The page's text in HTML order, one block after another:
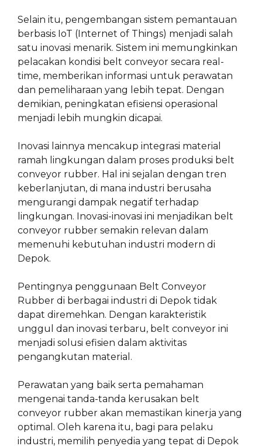
Selain itu, pengembangan sistem pemantauan
berbasis IoT (Internet of Things) menjadi salah
satu inovasi menarik. Sistem ini memungkinkan
pelacakan kondisi belt conveyor secara real-
time, memberikan informasi untuk perawatan
dan pemeliharaan yang lebih tepat. Dengan
demikian, peningkatan efisiensi operasional
menjadi lebih mungkin dicapai.
Inovasi lainnya mencakup integrasi material
ramah lingkungan dalam proses produksi belt
conveyor rubber. Hal ini sejalan dengan tren
keberlanjutan, di mana industri berusaha
mengurangi dampak negatif terhadap
lingkungan. Inovasi-inovasi ini menjadikan belt
conveyor rubber semakin relevan dalam
memenuhi kebutuhan industri modern di
Depok.
Pentingnya penggunaan Belt Conveyor
Rubber di berbagai industri di Depok tidak
dapat diremehkan. Dengan karakteristik
unggul dan inovasi terbaru, belt conveyor ini
menjadi solusi efisien dalam aktivitas
pengangkutan material.
Perawatan yang baik serta pemahaman
mengenai tanda-tanda kerusakan belt
conveyor rubber akan memastikan kinerja yang
optimal. Oleh karena itu, bagi para pelaku
industri, memilih penyedia yang tepat di Depok